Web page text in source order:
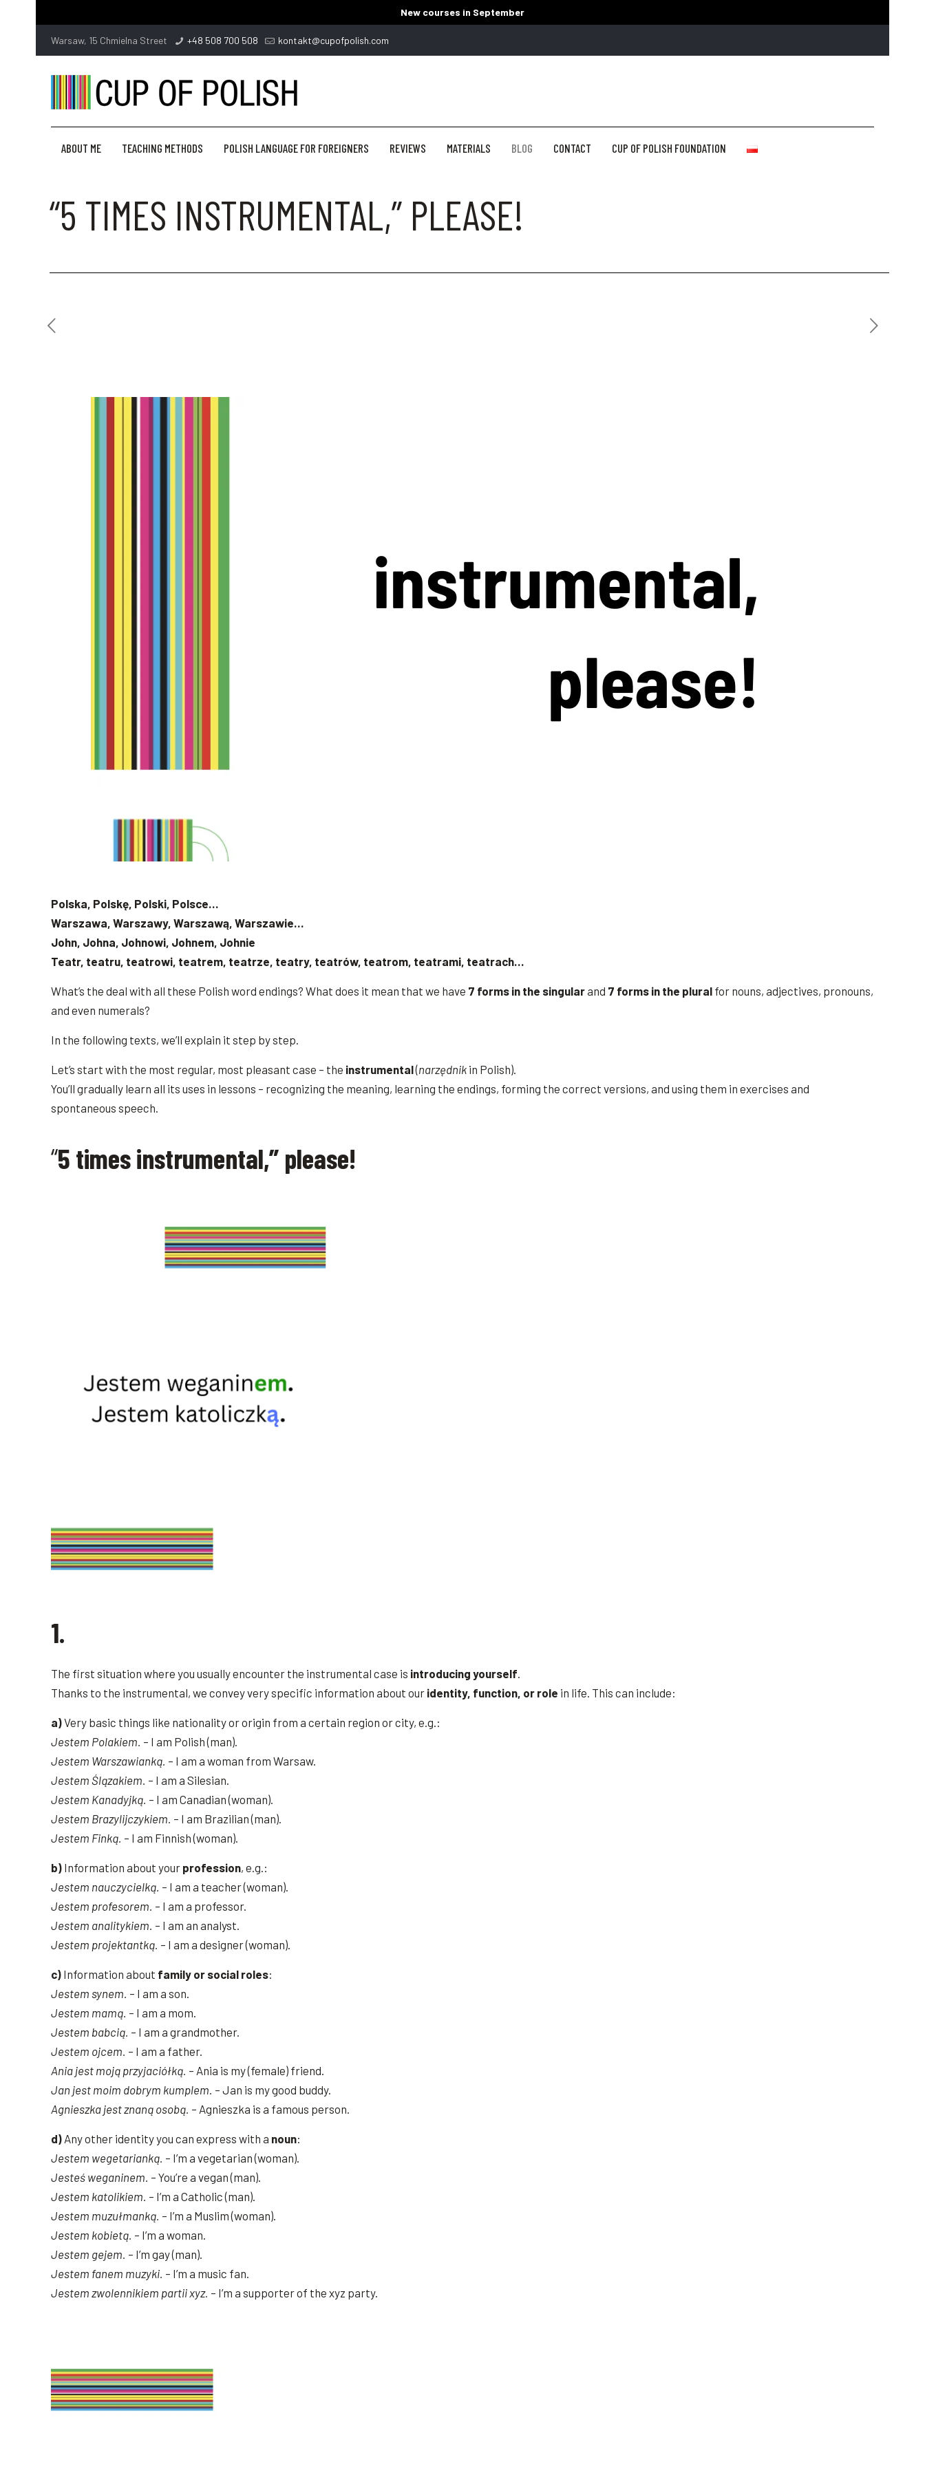
New courses in September
Warsaw, 15 Chmielna Street +48 508 700 508 kontakt@cupofpolish.com
ABOUT ME TEACHING METHODS POLISH LANGUAGE FOR FOREIGNERS REVIEWS MATERIALS BLOG CONTACT CUP OF POLISH FOUNDATION
“5 TIMES INSTRUMENTAL,” PLEASE!
Polska, Polskę, Polski, Polsce…
Warszawa, Warszawy, Warszawą, Warszawie…
John, Johna, Johnowi, Johnem, Johnie
Teatr, teatru, teatrowi, teatrem, teatrze, teatry, teatrów, teatrom, teatrami, teatrach…
What’s the deal with all these Polish word endings? What does it mean that we have 7 forms in the singularand 7 forms in the plural for nouns, adjectives, pronouns,
and even numerals?
In the following texts, we’ll explain it step by step.
Let’s start with the most regular, most pleasant case – the instrumental(narzędnik in Polish).
You’ll gradually learn all its uses in lessons – recognizing the meaning, learning the endings, forming the correct versions, and using them in exercises and
spontaneous speech.
“5 times instrumental,” please!
1.
The first situation where you usually encounter the instrumental case is introducing yourself.
Thanks to the instrumental, we convey very specific information about our identity, function, or role in life. This can include:
a)Very basic things like nationality or origin from a certain region or city, e.g.:
Jestem Polakiem. – I am Polish (man).
Jestem Warszawianką. – I am a woman from Warsaw.
Jestem Ślązakiem. – I am a Silesian.
Jestem Kanadyjką. – I am Canadian (woman).
Jestem Brazylijczykiem. – I am Brazilian (man).
Jestem Finką. – I am Finnish (woman).
b) Information about your profession, e.g.:
Jestem nauczycielką. – I am a teacher (woman).
Jestem profesorem. – I am a professor.
Jestem analitykiem. – I am an analyst.
Jestem projektantką. – I am a designer (woman).
c) Information about family or social roles:
Jestem synem. – I am a son.
Jestem mamą. – I am a mom.
Jestem babcią. – I am a grandmother.
Jestem ojcem. – I am a father.
Ania jest moją przyjaciółką. – Ania is my (female) friend.
Jan jest moim dobrym kumplem. – Jan is my good buddy.
Agnieszka jest znaną osobą. – Agnieszka is a famous person.
d) Any other identity you can express with a noun:
Jestem wegetarianką. – I’m a vegetarian (woman).
Jesteś weganinem. – You’re a vegan (man).
Jestem katolikiem. – I’m a Catholic (man).
Jestem muzułmanką. – I’m a Muslim (woman).
Jestem kobietą. – I’m a woman.
Jestem gejem. – I’m gay (man).
Jestem fanem muzyki. – I’m a music fan.
Jestem zwolennikiem partii xyz. – I’m a supporter of the xyz party.